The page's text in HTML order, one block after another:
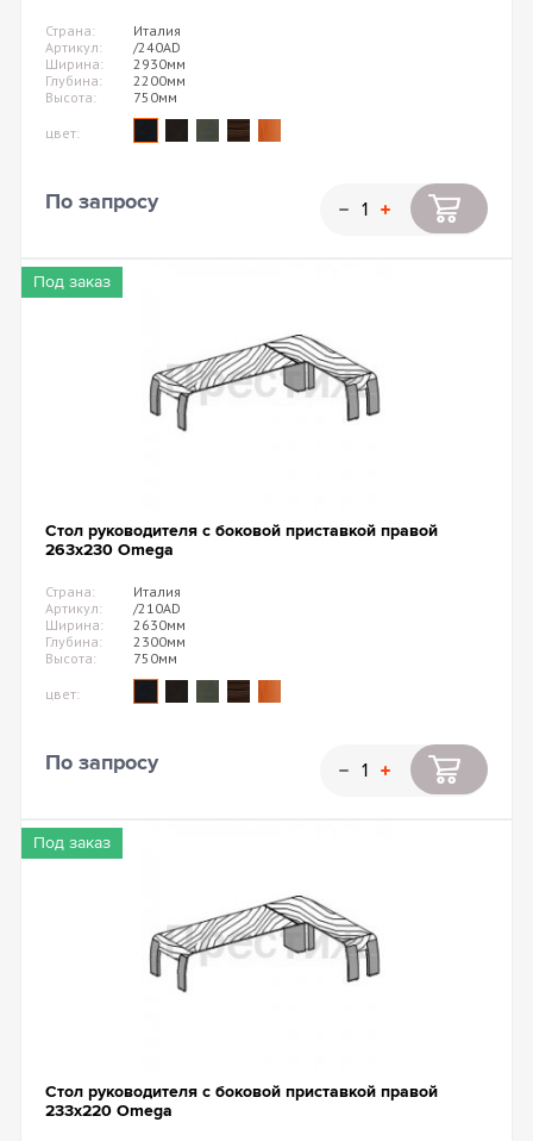
Страна:
Италия
Артикул:
/240AD
Ширина:
2930мм
Глубина:
2200мм
Высота:
750мм
цвет:
По запросу
Под заказ
Стол руководителя с боковой приставкой правой
263х230 Omega
Страна:
Италия
Артикул:
/210AD
Ширина:
2630мм
Глубина:
2300мм
Высота:
750мм
цвет:
По запросу
Под заказ
Стол руководителя с боковой приставкой правой
233х220 Omega